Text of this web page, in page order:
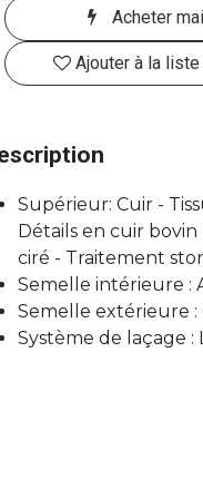
Acheter
Ajouter à la
Supérieur: Cuir -
Détails en cuir
ciré - Traitement
Semelle intérieure :
Semelle extérieure
Système de laçage :